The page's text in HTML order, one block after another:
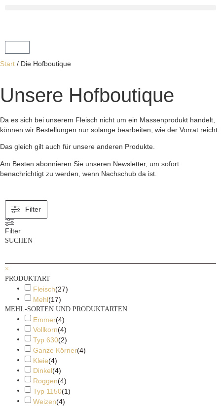
Start / Die Hofboutique
Unsere Hofboutique
Da es sich bei unserem Fleisch nicht um ein Massenprodukt handelt,
können wir Bestellungen nur solange bearbeiten, wie der Vorrat reicht.
Das gleich gilt auch für unsere anderen Produkte.
Am Besten abonnieren Sie unseren Newsletter, um sofort
benachrichtigt zu werden, wenn Nachschub da ist.
Filter
Filter
SUCHEN
×
PRODUKTART
Fleisch(27)
Mehl(17)
MEHL-SORTEN UND PRODUKTARTEN
Emmer(4)
Vollkorn(4)
Typ 630(2)
Ganze Körner(4)
Kleie(4)
Dinkel(4)
Roggen(4)
Typ 1150(1)
Weizen(4)